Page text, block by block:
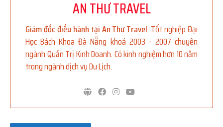
AN THƯ TRAVEL
Giám đốc điều hành tại An Thư Travel. Tốt nghiệp Đại
Học Bách Khoa Đà Nẵng khoá 2003 - 2007 chuyên
ngành Quản Trị Kinh Doanh. Có kinh nghiệm hơn 10 năm
trong ngành dịch vụ Du Lịch.